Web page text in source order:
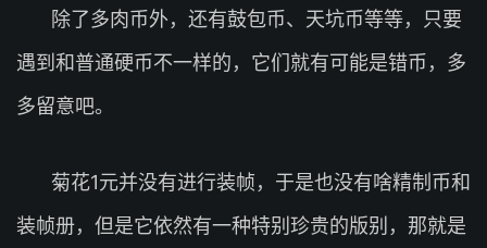
除了多肉币外，还有鼓包币、天坑币等等，只要
遇到和普通硬币不一样的，它们就有可能是错币，多
多留意吧。
菊花1元并没有进行装帧，于是也没有啥精制币和
装帧册，但是它依然有一种特别珍贵的版别，那就是